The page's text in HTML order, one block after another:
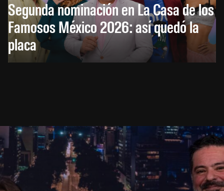
Segunda nominación en La Casa de los
Famosos México 2026: así quedó la
placa